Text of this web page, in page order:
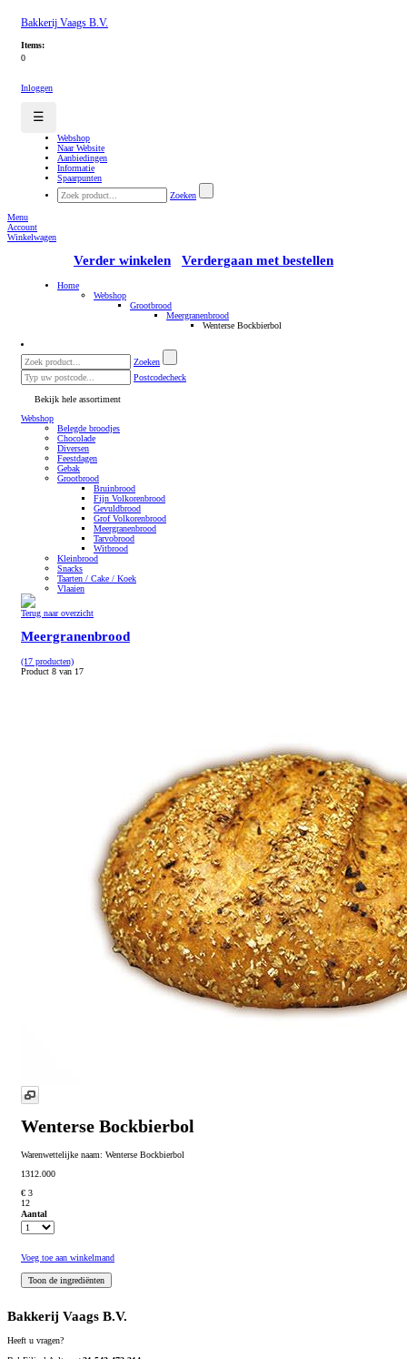
Bakkerij Vaags B.V.
Items:
0
Inloggen
☰
Webshop
Naar Website
Aanbiedingen
Informatie
Spaarpunten
Zoeken
Menu
Account
Winkelwagen
Verder winkelen Verdergaan met bestellen
Home
Webshop
Grootbrood
Meergranenbrood
Wenterse Bockbierbol
Zoeken
Postcodecheck
Bekijk hele assortiment
Webshop
Belegde broodjes
Chocolade
Diversen
Feestdagen
Gebak
Grootbrood
Bruinbrood
Fijn Volkorenbrood
Gevuldbrood
Grof Volkorenbrood
Meergranenbrood
Tarvobrood
Witbrood
Kleinbrood
Snacks
Taarten / Cake / Koek
Vlaaien
Terug naar overzicht
Meergranenbrood
(17 producten)
Product 8 van 17
Wenterse Bockbierbol
Warenwettelijke naam: Wenterse Bockbierbol
1312.000
€ 3
12
Aantal
Voeg toe aan winkelmand
Bakkerij Vaags B.V.
Heeft u vragen?